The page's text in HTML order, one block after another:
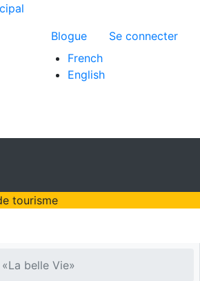
Menu du
Blogue
Se connecter
French
English
tourisme
belle Vie»